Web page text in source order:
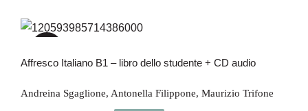
Affresco Italiano B1 – libro dello
studente + CD audio
Affresco Italiano B1 – libro dello studente + CD audio
Andreina Sgaglione, Antonella Filippone, Maurizio Trifone